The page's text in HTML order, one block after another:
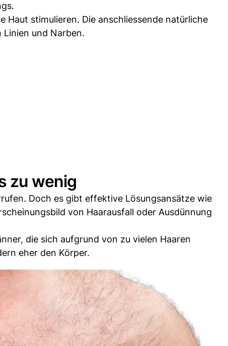
Haut stimulieren. Die anschliessende natürliche
und Narben.
zu wenig
Doch es gibt effektive Lösungsansätze wie
von Haarausfall oder Ausdünnung
die sich aufgrund von zu vielen Haaren
eher den Körper.